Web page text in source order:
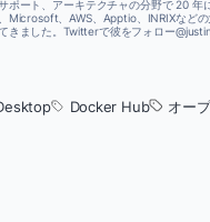
ポート、アーキテクチャの分野で 20 年
Microsoft、AWS、Apptio、INRIXなどの
きました。Twitterで彼をフォロー
Docker Hub オー